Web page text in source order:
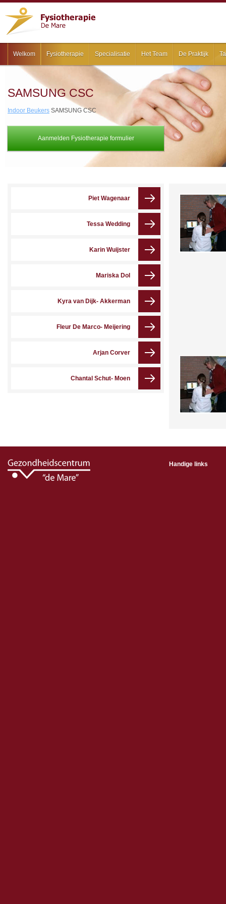
Welkom Fysiotherapie Specialisatie Het Team De Praktijk
Aanmelden Fysiotherapie formulier
SAMSUNG CSC
Indoor Beukers SAMSUNG CSC
Piet Wagenaar
Tessa Wedding
Karin Wuijster
Mariska Dol
Kyra van Dijk- Akkerman
Fleur De Marco- Meijering
Arjan Corver
Chantal Schut- Moen
Handige links